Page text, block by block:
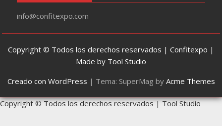
info@confitexpo.com
Copyright © Todos los derechos reservados | Confitexpo |
Made by Tool Studio
Creado con WordPress | Tema: SuperMag by Acme Themes
Copyright © Todos los derechos reservados | Tool Studio